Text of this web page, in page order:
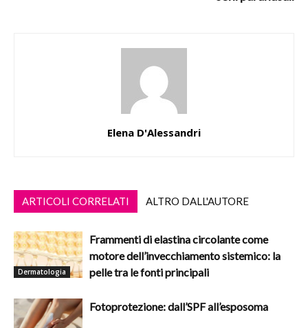
Elena D'Alessandri
ARTICOLI CORRELATI ALTRO DALL'AUTORE
Dermatologia
Frammenti di elastina circolante come
motore dell’invecchiamento sistemico: la
pelle tra le fonti principali
Fotoprotezione: dall’SPF all’esposoma